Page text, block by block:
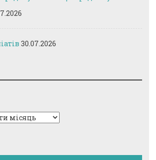
30.07.2026